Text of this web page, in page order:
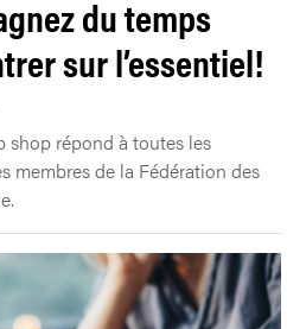
du temps
sur l’essentiel!
shop répond à toutes les
membres de la Fédération des